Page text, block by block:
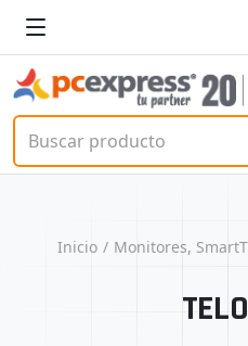
Inicio Monitores,